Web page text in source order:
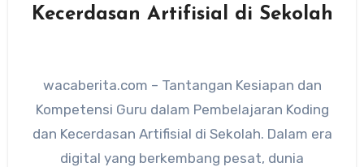
Kecerdasan Artifisial di Sekolah
wacaberita.com – Tantangan Kesiapan dan
Kompetensi Guru dalam Pembelajaran Koding
dan Kecerdasan Artifisial di Sekolah. Dalam era
digital yang berkembang pesat, dunia